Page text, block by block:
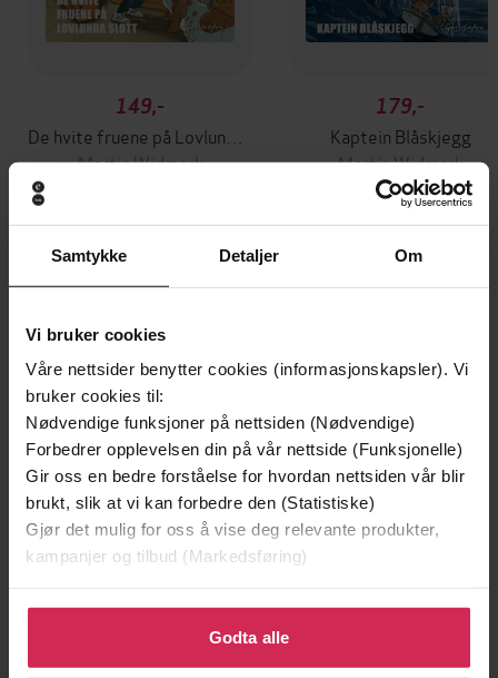
Samtykke Detaljer Om
Vi bruker cookies
Våre nettsider benytter cookies (informasjonskapsler). Vi
bruker cookies til:
Nødvendige funksjoner på nettsiden (Nødvendige)
Forbedrer opplevelsen din på vår nettside (Funksjonelle)
Gir oss en bedre forståelse for hvordan nettsiden vår blir
brukt, slik at vi kan forbedre den (Statistiske)
Gjør det mulig for oss å vise deg relevante produkter,
kampanjer og tilbud (Markedsføring)
Klikk på «Godta alle» for å gi oss ditt samtykke til å
bruke cookies for alle disse formålene. Du kan også
tilpasse ditt samtykke til spesifikke formål ved å klikke
Godta alle
149,-
Martin Widmark
179,-
Kaptein Blåskjegg
Martin Widmark
LYDBOK
Premium Premium